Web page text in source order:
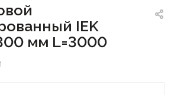
IEK
мм L=3000